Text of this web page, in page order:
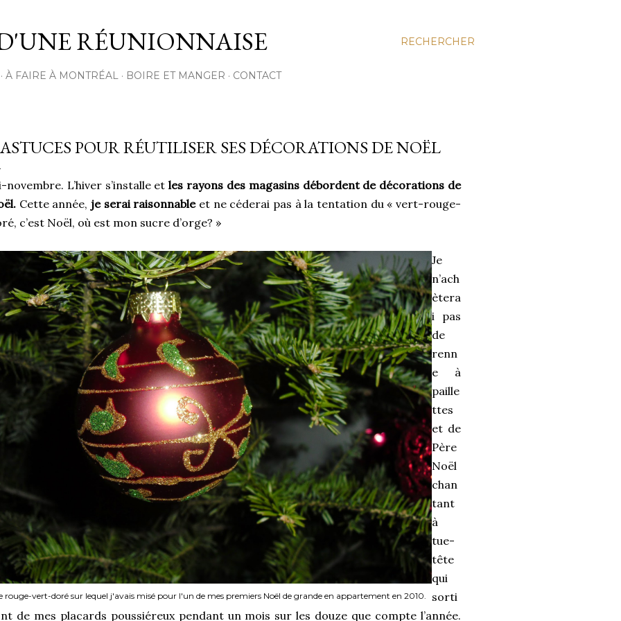
RECHERCHER
RÉUNIONNAISE
À FAIRE À MONTRÉAL BOIRE ET MANGER CONTACT
POUR RÉUTILISER SES DÉCORATIONS DE NOËL
novembre. L’hiver s’installe etles rayons des magasins débordent de décorations de
Cette année, je serai raisonnableet ne céderai pas à la tentation du « vert-rouge-
c’est Noël, où est mon sucre d’orge? »
rouge-vert-doré sur lequel j'avais misé pour l'un de mes premiers Noël de grande en appartement en 2010.
Je
n’ach
ètera
i pas
de
renn
e à
paille
ttes
et de
Père
Noël
chan
tant
à
tue-
tête
qui
sorti
de mes placards poussiéreux pendant un mois sur les douze que compte l’année.